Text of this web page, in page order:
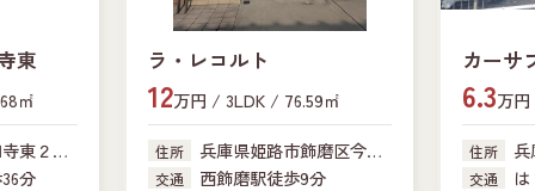
東
㎡
東２丁
分
ラ・レコルト
12万円 / 3LDK / 76.59㎡
住所 兵庫県姫路市飾磨区今在
家
交通 西飾磨駅徒歩9分
カーサ
6.3万
住所
341-18
交通